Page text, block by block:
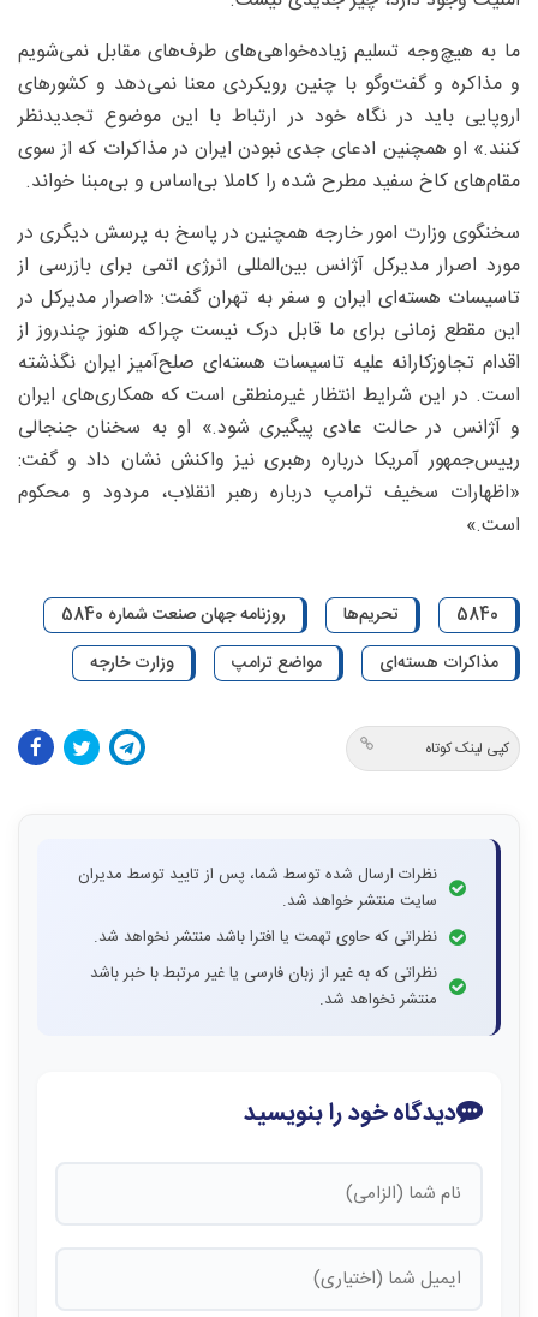
ما به هیچ‌وجه تسلیم زیاده‌خواهی‌های طرف‌های مقابل نمی‌شویم
و مذاکره و گفت‌وگو با چنین رویکردی معنا نمی‌دهد و کشورهای
اروپایی باید در نگاه خود در ارتباط با این موضوع تجدیدنظر
کنند.» او همچنین ادعای جدی نبودن ایران در مذاکرات که از سوی
مقام‌های کاخ سفید مطرح شده را کاملا بی‌اساس و بی‌مبنا خواند.
سخنگوی وزارت امور خارجه همچنین در پاسخ به پرسش دیگری در
مورد اصرار مدیرکل آژانس بین‌المللی انرژی اتمی برای بازرسی از
تاسیسات هسته‌ای ایران و سفر به تهران گفت: «اصرار مدیرکل در
این مقطع زمانی برای ما قابل درک نیست چراکه هنوز چندروز از
اقدام تجاوزکارانه علیه تاسیسات هسته‌ای صلح‌آمیز ایران نگذشته
است. در این شرایط انتظار غیرمنطقی است که همکاری‌های ایران
و آژانس در حالت عادی پیگیری شود.» او به سخنان جنجالی
رییس‌جمهور آمریکا درباره رهبری نیز واکنش نشان داد و گفت:
«اظهارات سخیف ترامپ درباره رهبر انقلاب، مردود و محکوم
است.»
5840 تحریم‌ها
روزنامه جهان صنعت شماره 5840
مذاکرات هسته‌ای
مواضع ترامپ وزارت خارجه
کپی لینک کوتاه
نظرات ارسال شده توسط شما، پس از تایید توسط مدیران
سایت منتشر خواهد شد.
نظراتی که حاوی تهمت یا افترا باشد منتشر نخواهد شد.
نظراتی که به غیر از زبان فارسی یا غیر مرتبط با خبر باشد
منتشر نخواهد شد.
دیدگاه خود را بنویسید